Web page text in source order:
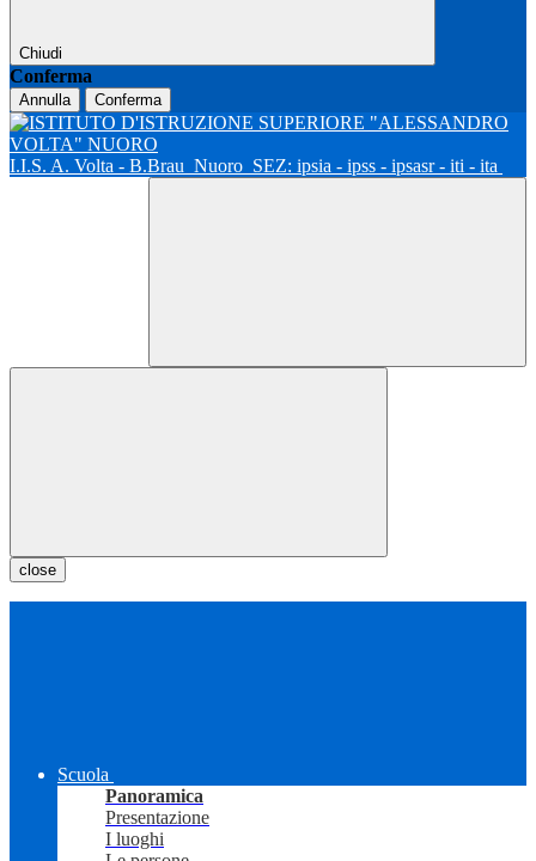
Chiudi
Conferma
Annulla Conferma
I.I.S. A. Volta - B.Brau Nuoro SEZ: ipsia - ipss - ipsasr - iti - ita
close
Scuola
Panoramica
Presentazione
I luoghi